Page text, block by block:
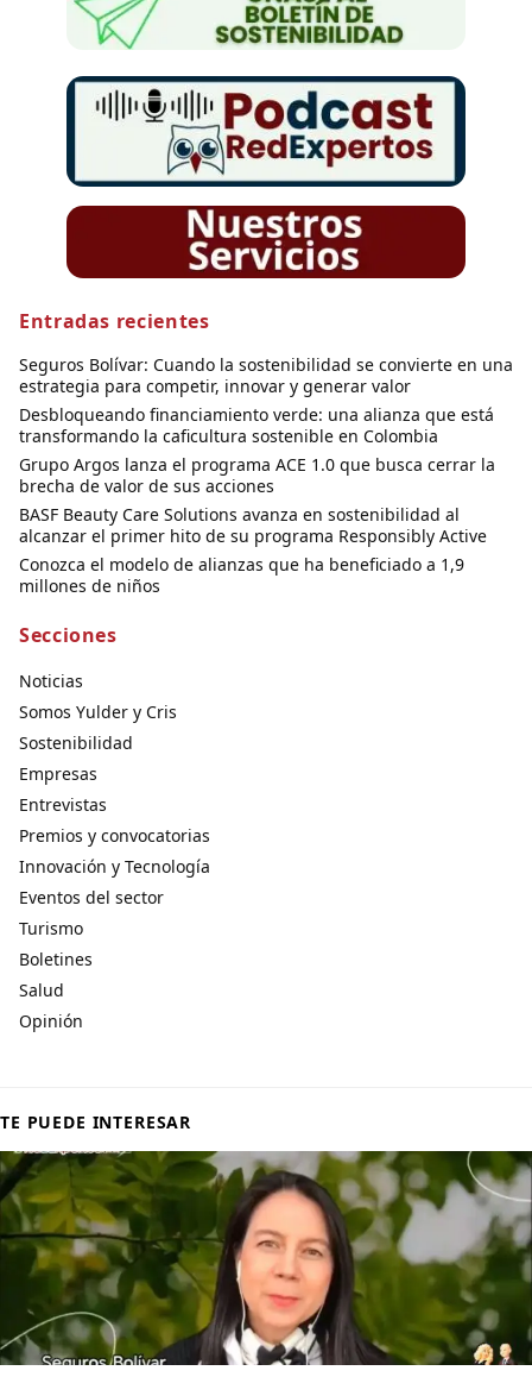
Entradas recientes
Seguros Bolívar: Cuando la sostenibilidad se convierte en una
estrategia para competir, innovar y generar valor
Desbloqueando financiamiento verde: una alianza que está
transformando la caficultura sostenible en Colombia
Grupo Argos lanza el programa ACE 1.0 que busca cerrar la
brecha de valor de sus acciones
BASF Beauty Care Solutions avanza en sostenibilidad al
alcanzar el primer hito de su programa Responsibly Active
Conozca el modelo de alianzas que ha beneficiado a 1,9
millones de niños
Secciones
Noticias
Somos Yulder y Cris
Sostenibilidad
Empresas
Entrevistas
Premios y convocatorias
Innovación y Tecnología
Eventos del sector
Turismo
Boletines
Salud
Opinión
TE PUEDE INTERESAR